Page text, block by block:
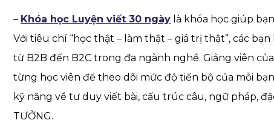
– Khóa học Luyện viết 30 ngày là khóa học giúp
Với tiêu chí “học thật – làm thật – giá trị thật”, các
từ B2B đến B2C trong đa ngành nghề. Giảng viên
từng học viên để theo dõi mức độ tiến bộ của mỗi
kỹ năng về tư duy viết bài, cấu trúc câu, ngữ pháp,
TƯỞNG.